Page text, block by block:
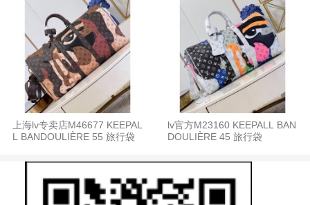
上海lv专卖店M46677 KEEPAL
L BANDOULIÈRE 55 旅行袋
lv官方M23160 KEEPALL BAN
DOULIÈRE 45 旅行袋